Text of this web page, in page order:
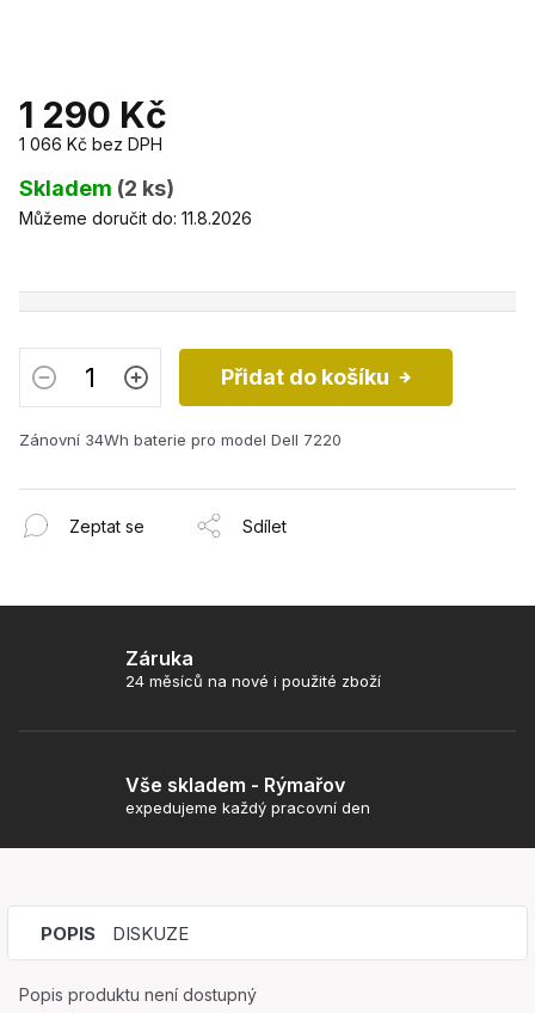
1 290 Kč
1 066 Kč bez DPH
Měrná
cena:
Skladem (2 ks)
Můžeme doručit do: 11.8.2026
Přidat do košíku
Zánovní 34Wh baterie pro model Dell 7220
Zeptat se Sdílet
Záruka
24 měsíců na nové i použité zboží
Vše skladem - Rýmařov
expedujeme každý pracovní den
POPIS DISKUZE
Popis produktu není dostupný